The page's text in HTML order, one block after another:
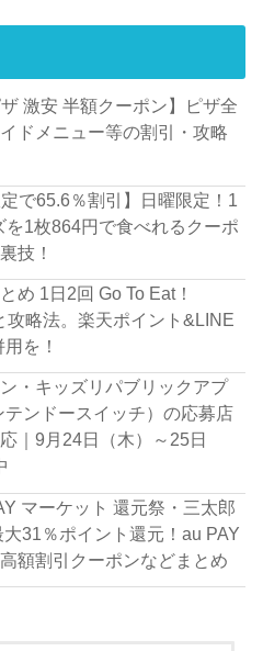
激安 半額クーポン】ピザ全
ドメニュー等の割引・攻略
で65.6％割引】日曜限定！1
1枚864円で食べれるクーポ
技！
め 1日2回 Go To Eat！
略法。楽天ポイント&LINE
を！
・キッズリパブリックアプ
ンドースイッチ）の応募店
｜9月24日（木）～25日
マーケット 還元祭・三太郎
31％ポイント還元！au PAY
額割引クーポンなどまとめ